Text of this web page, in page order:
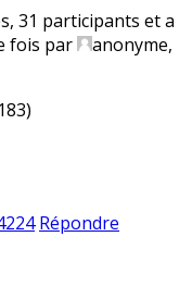
31 participants et a
fois par
anonyme,
Répondre